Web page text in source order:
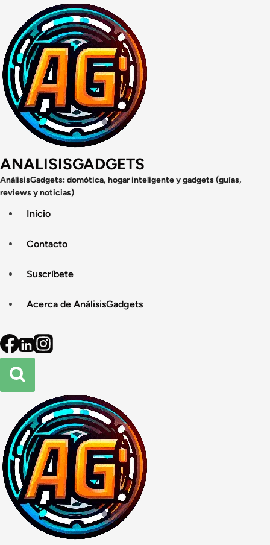
contenido
ANALISISGADGETS
AnálisisGadgets: domótica, hogar inteligente y gadgets (guías,
reviews y noticias)
Inicio
Contacto
Suscríbete
Acerca de AnálisisGadgets